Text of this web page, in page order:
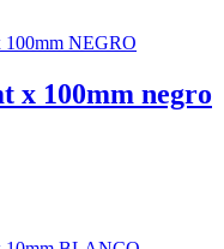
x 100mm negro